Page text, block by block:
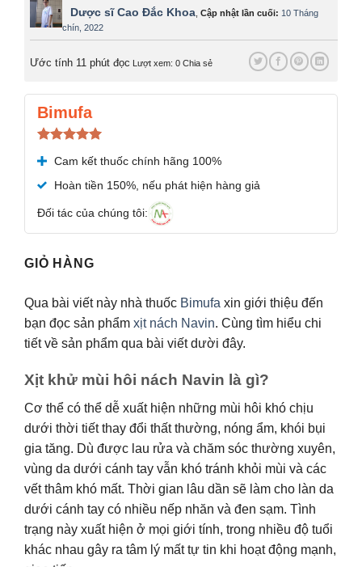
Dược sĩ Cao Đắc Khoa Cập nhật lần cuối: 10 Tháng
chín, 2022
Ước tính 11 phút đọc Lượt xem: 0 Chia sẻ
Bimufa
Được xếp
hạng5.00
5 sao
Cam kết thuốc chính hãng 100%
Hoàn tiền 150%, nếu phát hiện hàng giả
Đối tác của chúng tôi:
GIỎ HÀNG
Qua bài viết này nhà thuốc Bimufa xin giới thiệu đến
bạn đọc sản phẩm xịt nách Navin. Cùng tìm hiểu chi
tiết về sản phẩm qua bài viết dười đây.
Xịt khử mùi hôi nách Navin là gì?
Cơ thể có thể dễ xuất hiện những mùi hôi khó chịu
dưới thời tiết thay đổi thất thường, nóng ẩm, khói bụi
gia tăng. Dù được lau rửa và chăm sóc thường xuyên,
vùng da dưới cánh tay vẫn khó tránh khỏi mùi và các
vết thâm khó mất. Thời gian lâu dần sẽ làm cho làn da
dưới cánh tay có nhiều nếp nhăn và đen sạm. Tình
trạng này xuất hiện ở mọi giới tính, trong nhiều độ tuổi
khác nhau gây ra tâm lý mất tự tin khi hoạt động mạnh,